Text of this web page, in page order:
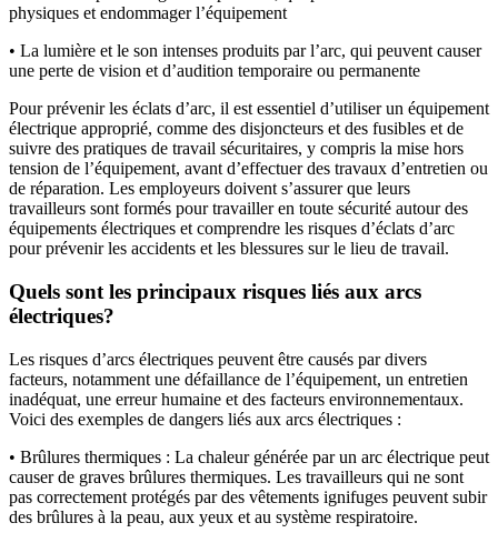
physiques et endommager l’équipement
• La lumière et le son intenses produits par l’arc, qui peuvent causer
une perte de vision et d’audition temporaire ou permanente
Pour prévenir les éclats d’arc, il est essentiel d’utiliser un équipement
électrique approprié, comme des disjoncteurs et des fusibles et de
suivre des pratiques de travail sécuritaires, y compris la mise hors
tension de l’équipement, avant d’effectuer des travaux d’entretien ou
de réparation. Les employeurs doivent s’assurer que leurs
travailleurs sont formés pour travailler en toute sécurité autour des
équipements électriques et comprendre les risques d’éclats d’arc
pour prévenir les accidents et les blessures sur le lieu de travail.
Quels sont les principaux risques liés aux arcs
électriques?
Les risques d’arcs électriques peuvent être causés par divers
facteurs, notamment une défaillance de l’équipement, un entretien
inadéquat, une erreur humaine et des facteurs environnementaux.
Voici des exemples de dangers liés aux arcs électriques :
• Brûlures thermiques : La chaleur générée par un arc électrique peut
causer de graves brûlures thermiques. Les travailleurs qui ne sont
pas correctement protégés par des vêtements ignifuges peuvent subir
des brûlures à la peau, aux yeux et au système respiratoire.